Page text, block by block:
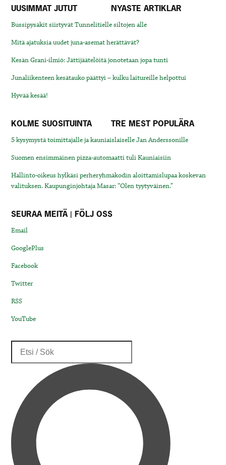
UUSIMMAT JUTUT NYASTE ARTIKLAR
Bussipysäkit siirtyvät Tunnelitielle siltojen alle
Mitä ajatuksia uudet juna-asemat herättävät?
Kesän Grani-ilmiö: Jättijäätelöitä jonotetaan jopa tunti
Junaliikenteen kesätauko päättyi – kulku laitureille helpottui
Hyvää kesää!
KOLME SUOSITUINTA TRE MEST POPULÄRA
5 kysymystä toimittajalle ja kauniaislaiselle Jan Anderssonille
Suomen ensimmäinen pizza-automaatti tuli Kauniaisiin
Hallinto-oikeus hylkäsi perheryhmäkodin aloittamislupaa koskevan
valituksen. Kaupunginjohtaja Masar: “Olen tyytyväinen.”
SEURAA MEITÄ | FÖLJ OSS
Email
GooglePlus
Facebook
Twitter
RSS
YouTube